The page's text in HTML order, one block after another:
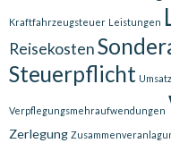
Kraftfahrzeugsteuer Leistungen
Reisekosten
Steuerpflicht
Verpflegungsmehraufwendungen
Zerlegung